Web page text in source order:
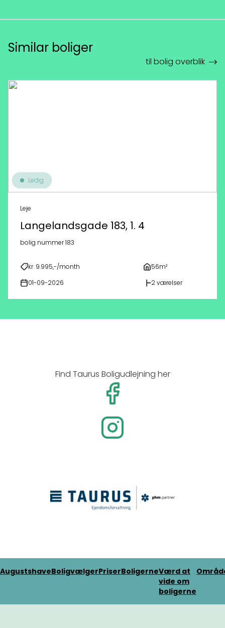
Similar boliger
til bolig overblik
Ledig
Leje
Langelandsgade 183, 1. 4
bolig nummer 183
kr. 9.995,-/month 56m²
01-09-2026 2 værelser
Find Taurus Boligudlejning her
AugustshaveBoligvælgerPriserBoligerneVærd at
vide om
boligerne